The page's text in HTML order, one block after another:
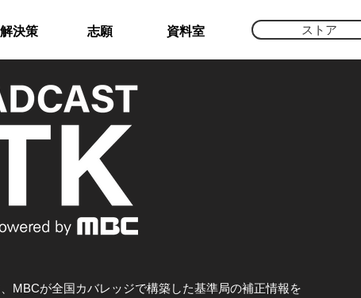
解決策 志願 資料室 ストア
MBCが全国カバレッジで構築した基準局の補正情報を